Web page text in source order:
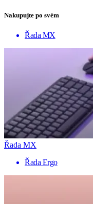
Nakupujte po svém
Řada MX
Řada MX
Řada Ergo